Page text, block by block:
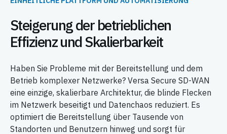
Steigerung der betrieblichen
Effizienz und Skalierbarkeit
Haben Sie Probleme mit der Bereitstellung und dem
Betrieb komplexer Netzwerke? Versa Secure SD-WAN
eine einzige, skalierbare Architektur, die blinde Flecken
im Netzwerk beseitigt und Datenchaos reduziert. Es
optimiert die Bereitstellung über Tausende von
Standorten und Benutzern hinweg und sorgt für